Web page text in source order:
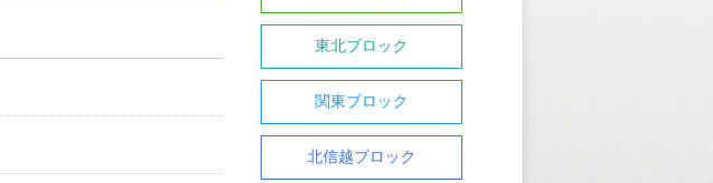
東北ブロック
関東ブロック
北信越ブロック